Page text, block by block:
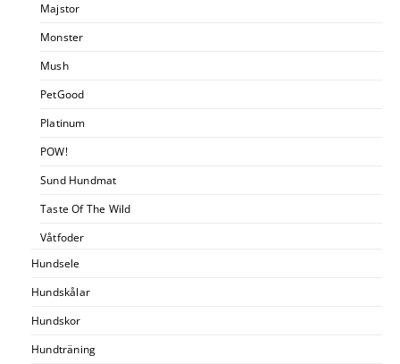
Majstor
Monster
Mush
PetGood
Platinum
POW!
Sund Hundmat
Taste Of The Wild
Våtfoder
Hundsele
Hundskålar
Hundskor
Hundträning